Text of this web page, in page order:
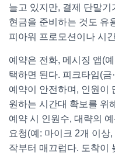
늘고 있지만, 결제 단말
현금을 준비하는 것도 유
피아워 프로모션이나 시
예약은 전화, 메시징 앱(
택하면 된다. 피크타임(금
예약이 안전하며, 인원이
원하는 시간대 확보를 위
예약 시 인원수, 대략의
요청(예: 마이크 2개 이상
작부터 매끄럽다. 도착이